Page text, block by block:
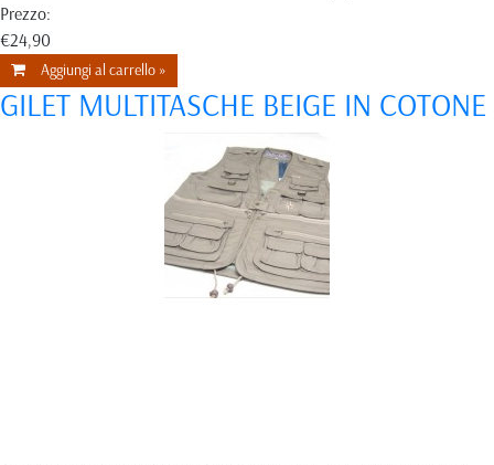
Prezzo:
€24,90
Aggiungi al carrello »
GILET MULTITASCHE BEIGE IN COTONE